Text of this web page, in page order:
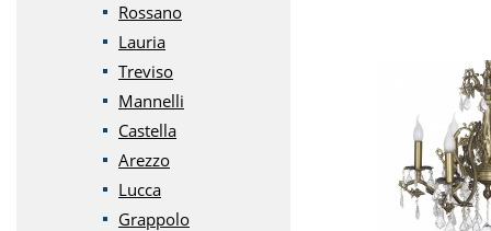
Rossano
Lauria
Treviso
Mannelli
Castella
Arezzo
Lucca
Grappolo